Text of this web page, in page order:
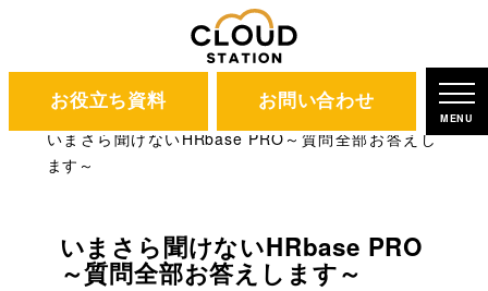
お役立ち資料 お問い合わせ
MENU
CLOUD STATION
ブログ
いまさら聞けないHRbase PRO～質問全部お答えし
ます～
いまさら聞けないHRbase PRO
～質問全部お答えします～